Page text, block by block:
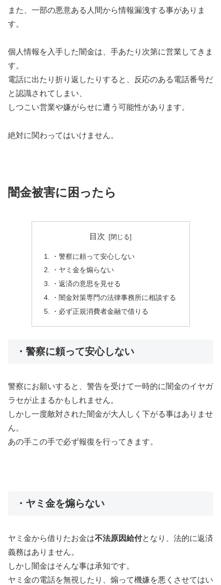
また、一部の悪意ある人間から情報漏洩する事がありま
す。
個人情報を入手した闇金は、手あたり次第に営業してきま
す。
電話に出たり折り返したりすると、反応のある電話番号だ
と認識されてしまい、
しつこい営業や嫌がらせに遭う可能性があります。
絶対に関わってはいけません。
闇金被害に困ったら
目次
・警察に頼って安心しない
・ヤミ金を煽らない
・返済の意思を見せる
・闇金対策専門の法律事務所に相談する
・必ず正規消費者金融で借りる
・警察に頼って安心しない
警察にお願いすると、警告を受けて一時的に闇金のイヤガ
ラセが止まるかもしれません。
しかし一度敵対された闇金が大人しく下がる事はありませ
ん。
あの手この手で必ず報復を行ってきます。
・ヤミ金を煽らない
ヤミ金から借りたお金は不法原因給付となり、法的に返済
義務はありません。
しかし闇金はそんな事は承知です。
ヤミ金の電話を無視したり、煽って機嫌を悪くさせてはい